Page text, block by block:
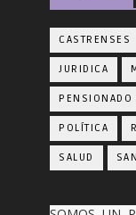
CASTRENSES
JURIDICA
POLÍTICA
SALUD